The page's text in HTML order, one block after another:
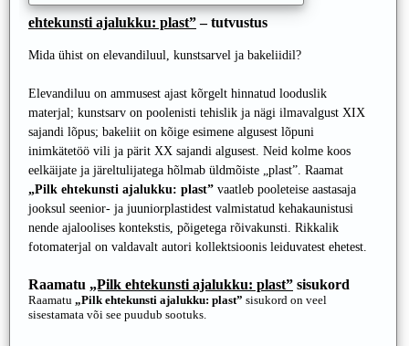
ehtekunsti ajalukku: plast”– tutvustus
Mida ühist on elevandiluul, kunstsarvel ja bakeliidil?
Elevandiluu on ammusest ajast kõrgelt hinnatud looduslik
materjal; kunstsarv on poolenisti tehislik ja nägi ilmavalgust XIX
sajandi lõpus; bakeliit on kõige esimene algusest lõpuni
inimkätetöö vili ja pärit XX sajandi algusest. Neid kolme koos
eelkäijate ja järeltulijatega hõlmab üldmõiste „plast”. Raamat
„Pilk ehtekunsti ajalukku: plast” vaatleb pooleteise aastasaja
jooksul seenior- ja juuniorplastidest valmistatud kehakaunistusi
nende ajaloolises kontekstis, põigetega rõivakunsti. Rikkalik
fotomaterjal on valdavalt autori kollektsioonis leiduvatest ehetest.
Raamatu „Pilk ehtekunsti ajalukku: plast” sisukord
Raamatu „Pilk ehtekunsti ajalukku: plast” sisukord on veel
sisestamata või see puudub sootuks.